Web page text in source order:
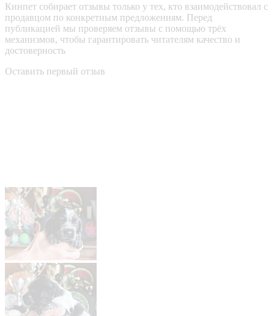
Кинпет собирает отзывы только у тех, кто взаимодействовал с
продавцом по конкретным предложениям. Перед
публикацией мы проверяем отзывы с помощью трёх
механизмов, чтобы гарантировать читателям качество и
достоверность
Оставить первый отзыв